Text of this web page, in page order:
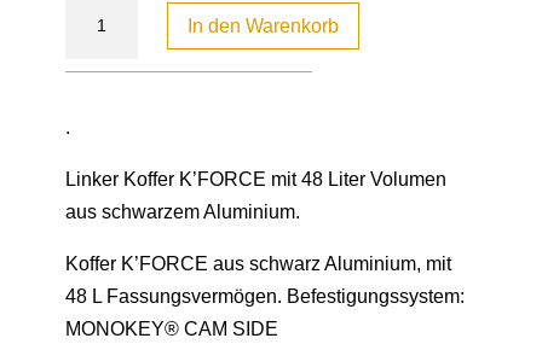
In den Warenkorb
.
Linker Koffer K’FORCE mit 48 Liter Volumen
aus schwarzem Aluminium.
Koffer K’FORCE aus schwarz Aluminium, mit
48 L Fassungsvermögen. Befestigungssystem:
MONOKEY® CAM SIDE